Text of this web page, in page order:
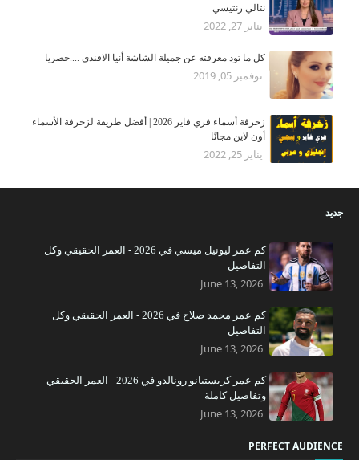
نتالي رنتيسي
يناير 27, 2022
كل ما تود معرفته عن جميلة الشاشة أنيا الافندي ....حصريا
نوفمبر 05, 2019
زخرفة أسماء فري فاير 2026 | أفضل طريقة لزخرفة الأسماء
أون لاين مجانًا
يناير 25, 2022
جديد
كم عمر ليونيل ميسي في 2026 - العمر الحقيقي وكل
التفاصيل
June 13, 2026
كم عمر محمد صلاح في 2026 - العمر الحقيقي وكل
التفاصيل
June 13, 2026
كم عمر كريستيانو رونالدو في 2026 - العمر الحقيقي
وتفاصيل كاملة
June 13, 2026
PERFECT AUDIENCE